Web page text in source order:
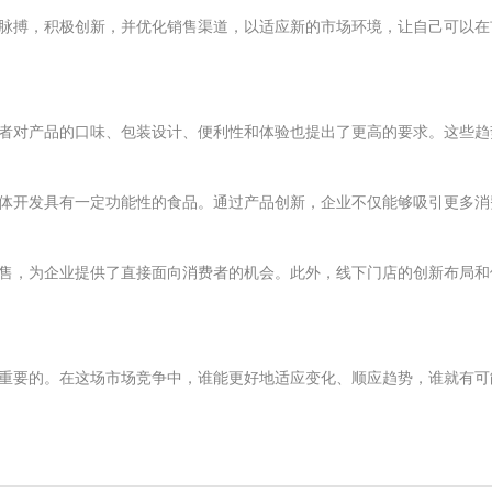
，积极创新，并优化销售渠道，以适应新的市场环境，让自己可以
产品的口味、包装设计、便利性和体验也提出了更高的要求。这些
发具有一定功能性的食品。通过产品创新，企业不仅能够吸引更多
为企业提供了直接面向消费者的机会。此外，线下门店的创新布局
的。在这场市场竞争中，谁能更好地适应变化、顺应趋势，谁就有